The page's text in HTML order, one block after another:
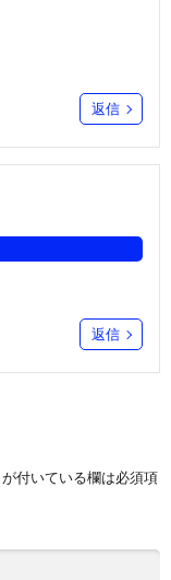
返信
返信
が付いている欄は必須項